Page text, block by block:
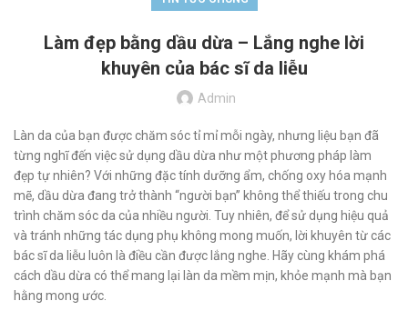
Làm đẹp bằng dầu dừa – Lắng nghe lời
khuyên của bác sĩ da liễu
Admin
Làn da của bạn được chăm sóc tỉ mỉ mỗi ngày, nhưng liệu bạn đã
từng nghĩ đến việc sử dụng dầu dừa như một phương pháp làm
đẹp tự nhiên? Với những đặc tính dưỡng ẩm, chống oxy hóa mạnh
mẽ, dầu dừa đang trở thành “người bạn” không thể thiếu trong chu
trình chăm sóc da của nhiều người. Tuy nhiên, để sử dụng hiệu quả
và tránh những tác dụng phụ không mong muốn, lời khuyên từ các
bác sĩ da liễu luôn là điều cần được lắng nghe. Hãy cùng khám phá
cách dầu dừa có thể mang lại làn da mềm mịn, khỏe mạnh mà bạn
hằng mong ước.